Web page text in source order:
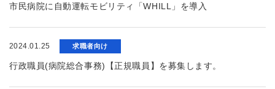
市民病院に自動運転モビリティ「WHILL」を導入
2024.01.25 求職者向け
行政職員(病院総合事務)【正規職員】を募集します。